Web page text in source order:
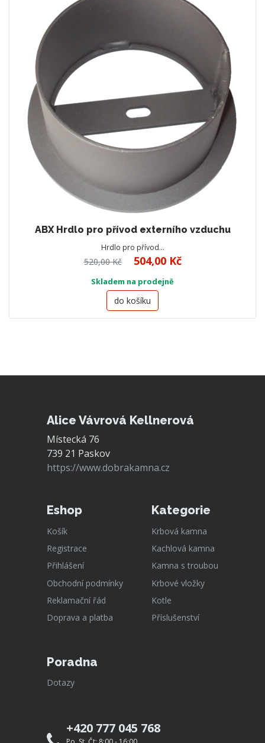
ABX Hrdlo pro přívod externího vzduchu
Hrdlo pro přívod…
520,00 Kč 504,00 Kč
Skladem na prodejně
do košíku
Alice Vávrová Kellnerová
Místecká 76
739 21 Paskov
https://www.dobrakamna.cz
Eshop
Košík
Registrace
Přihlášení
Obchodní podmínky
Reklamační řád
Doprava a platba
Kategorie
Krbová kamna
Kachlová kamna
Kamna s troubou
Krbové vložky
Kotle
Příslušenství
Poradna
Dotazy
+420 777 045 768